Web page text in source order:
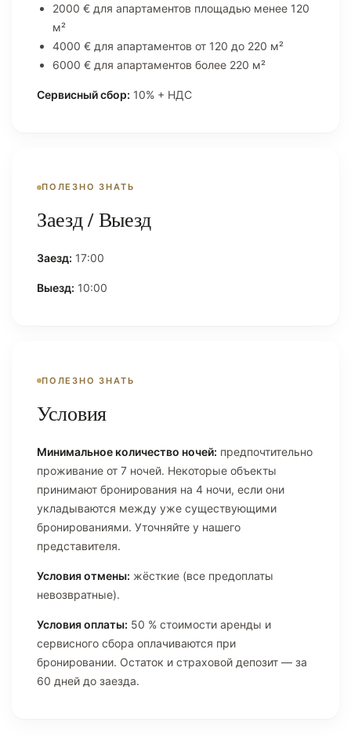
2000 € для апартаментов площадью менее 120
м²
4000 € для апартаментов от 120 до 220 м²
6000 € для апартаментов более 220 м²
Сервисный сбор: 10% + НДС
ПОЛЕЗНО ЗНАТЬ
Заезд / Выезд
Заезд: 17:00
Выезд: 10:00
ПОЛЕЗНО ЗНАТЬ
Условия
Минимальное количество ночей: предпочтительно
проживание от 7 ночей. Некоторые объекты
принимают бронирования на 4 ночи, если они
укладываются между уже существующими
бронированиями. Уточняйте у нашего
представителя.
Условия отмены: жёсткие (все предоплаты
невозвратные).
Условия оплаты: 50 % стоимости аренды и
сервисного сбора оплачиваются при
бронировании. Остаток и страховой депозит — за
60 дней до заезда.